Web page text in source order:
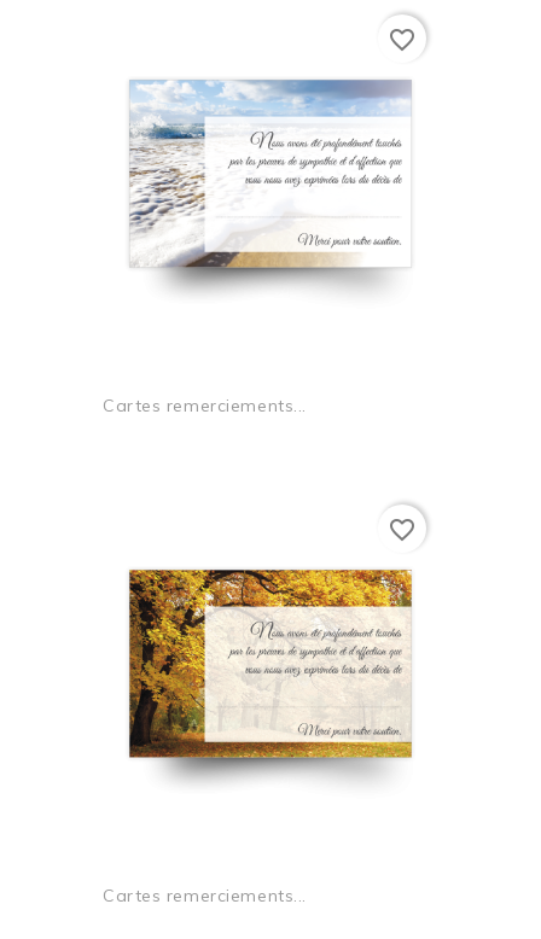
Cartes remerciements...
favorite_border
Cartes remerciements...
favorite_border